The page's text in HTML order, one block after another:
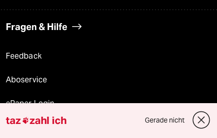
Fragen & Hilfe
Feedback
Aboservice
ePaper Login
Downloads für Abonnierende
taz zahl ich Gerade nicht